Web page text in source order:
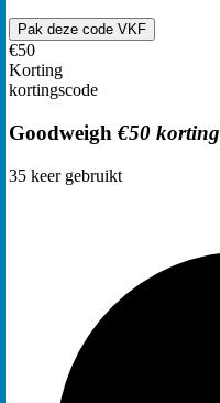
Pak deze code VKF
€50
Korting
kortingscode
Goodweigh €50 korting
35 keer gebruikt